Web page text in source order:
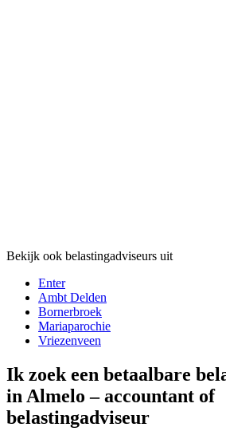
Bekijk ook belastingadviseurs uit
Enter
Ambt Delden
Bornerbroek
Mariaparochie
Vriezenveen
Ik zoek een betaalbare
in Almelo – accountant of
belastingadviseur